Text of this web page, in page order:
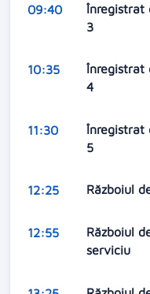
09:40
Înregistrat
3
10:35
Înregistrat
4
11:30
Înregistrat
5
12:25 Războiul
12:55
Războiul
serviciu